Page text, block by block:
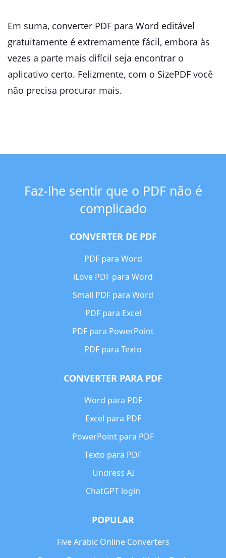
Em suma, converter PDF para Word editável
gratuitamente é extremamente fácil, embora às
vezes a parte mais difícil seja encontrar o
aplicativo certo. Felizmente, com o SizePDF você
não precisa procurar mais.
Faz-lhe sentir que o PDF não é
complicado
CONVERTER DE PDF
PDF para Word
iLove PDF para Word
Small PDF para Word
PDF para Excel
PDF para PowerPoint
PDF para Texto
CONVERTER PARA PDF
Word para PDF
Excel para PDF
PowerPoint para PDF
Texto para PDF
Undress AI
ChatGPT login
POPULAR
Five Arabic Online Converters